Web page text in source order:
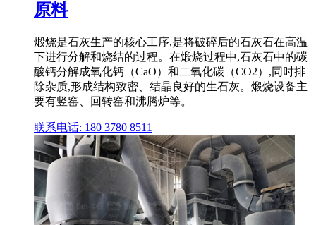
原料
煅烧是石灰生产的核心工序,是将破碎后的石灰石在高温
下进行分解和烧结的过程。在煅烧过程中,石灰石中的碳
酸钙分解成氧化钙（CaO）和二氧化碳（CO2）,同时排
除杂质,形成结构致密、结晶良好的生石灰。煅烧设备主
要有竖窑、回转窑和沸腾炉等。
联系电话: 180 3780 8511